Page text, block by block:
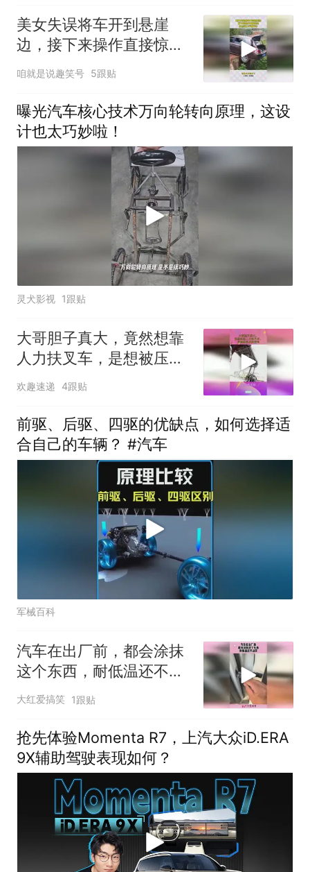
美女失误将车开到悬崖
边，接下来操作直接惊
呆，没点实力不敢开车
咱就是说趣笑号 5跟贴
曝光汽车核心技术万向轮转向原理，这设
计也太巧妙啦！
灵犬影视 1跟贴
大哥胆子真大，竟然想靠
人力扶叉车，是想被压成
肉饼吗
欢趣速递 4跟贴
前驱、后驱、四驱的优缺点，如何选择适
合自己的车辆？ #汽车
军械百科
汽车在出厂前，都会涂抹
这个东西，耐低温还不沾
灰！
大红爱搞笑 1跟贴
抢先体验Momenta R7，上汽大众iD.ERA
9X辅助驾驶表现如何？